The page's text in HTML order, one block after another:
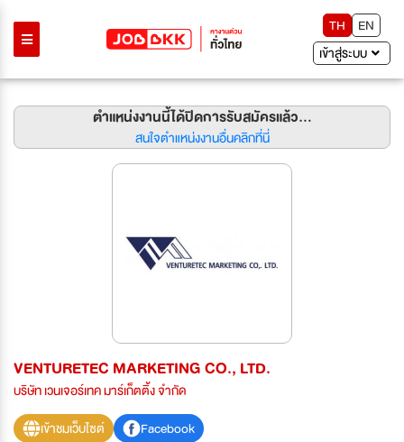
TH
EN
เข้าสู่ระบบ
ตำแหน่งงานนี้ได้ปิดการรับสมัครแล้ว...
สนใจตำแหน่งงานอื่นคลิกที่นี่
VENTURETEC MARKETING CO., LTD.
บริษัท เวนเจอร์เทค มาร์เก็ตติ้ง จำกัด
เข้าชมเว็บไซต์
Facebook